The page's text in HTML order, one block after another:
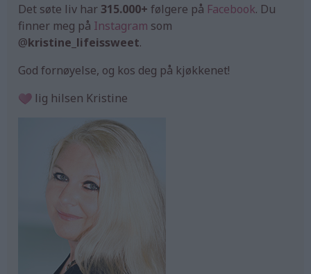
Det søte liv har315.000+ følgere på Facebook. Du
finner meg på Instagram som
@kristine_lifeissweet.
God fornøyelse, og kos deg på kjøkkenet!
lig hilsen Kristine